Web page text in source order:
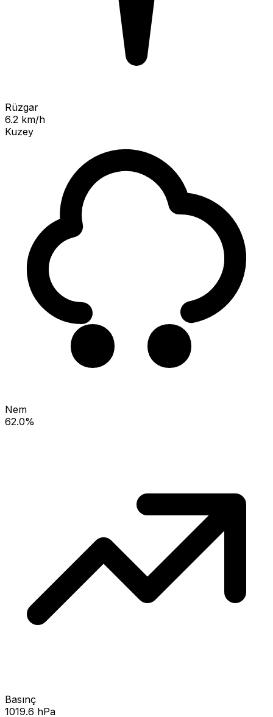
Rüzgar
6.2 km/h
Kuzey
Nem
62.0%
Basınç
1019.6 hPa